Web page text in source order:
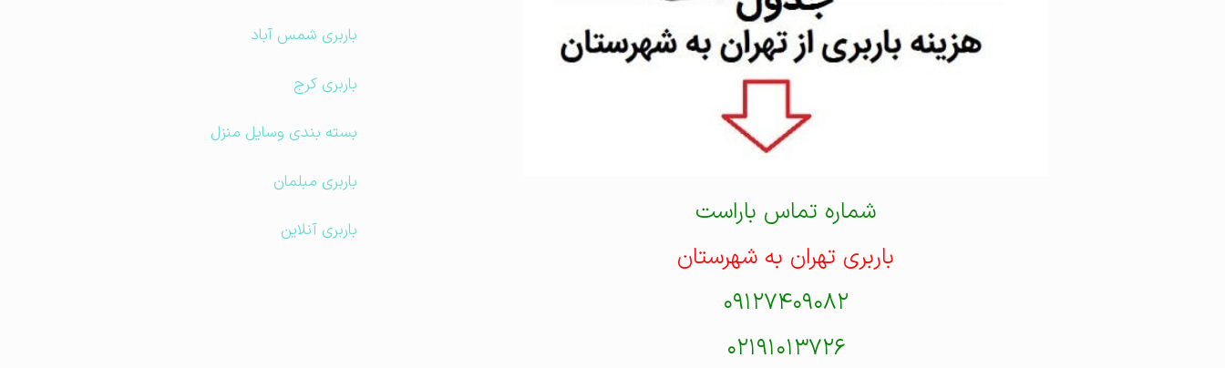
شماره تماس باراست
باربری تهران به شهرستان
۰۹۱۲۷۴۰۹۰۸۲
۰۲۱۹۱۰۱۳۷۲۶
باربری شمس آباد
باربری کرج
بسته بندی وسایل منزل
باربری مبلمان
باربری آنلاین